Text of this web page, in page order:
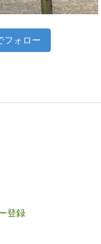
フォロー
登録